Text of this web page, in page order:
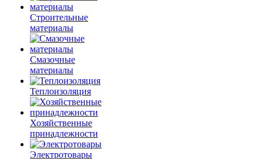
Строительные
материалы
Смазочные
материалы
Теплоизоляция
Хозяйственные
принадлежности
Электротовары